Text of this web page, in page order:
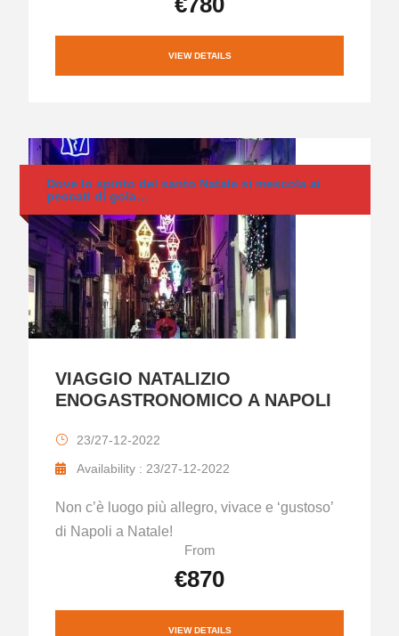
VIEW DETAILS
Dove lo spirito del santo Natale si mescola ai
peccati di gola…
VIAGGIO NATALIZIO
ENOGASTRONOMICO A NAPOLI
23/27-12-2022
Availability : 23/27-12-2022
Non c’è luogo più allegro, vivace e ‘gustoso’
di Napoli a Natale!
From
€870
VIEW DETAILS